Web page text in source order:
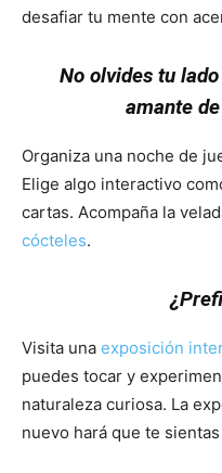
desafiar tu mente con
No olvides tu
amante
Organiza una noche de
Elige algo interactivo
cartas. Acompaña la
cócteles.
Visita una exposición
puedes tocar y
naturaleza curiosa. La
nuevo hará que te